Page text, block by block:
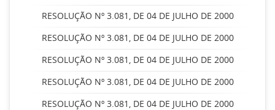
RESOLUÇÃO Nº 3.081, DE 04 DE JULHO DE 2000
RESOLUÇÃO Nº 3.081, DE 04 DE JULHO DE 2000
RESOLUÇÃO Nº 3.081, DE 04 DE JULHO DE 2000
RESOLUÇÃO Nº 3.081, DE 04 DE JULHO DE 2000
RESOLUÇÃO Nº 3.081, DE 04 DE JULHO DE 2000